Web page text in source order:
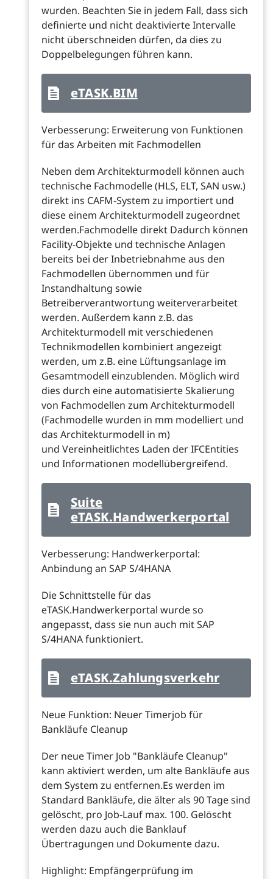
wurden. Beachten Sie in jedem Fall, dass sich
definierte und nicht deaktivierte Intervalle
nicht überschneiden dürfen, da dies zu
Doppelbelegungen führen kann.
eTASK.BIM
Verbesserung: Erweiterung von Funktionen
für das Arbeiten mit Fachmodellen
Neben dem Architekturmodell können auch
technische Fachmodelle (HLS, ELT, SAN usw.)
direkt ins CAFM-System zu importiert und
diese einem Architekturmodell zugeordnet
werden.Fachmodelle direkt Dadurch können
Facility-Objekte und technische Anlagen
bereits bei der Inbetriebnahme aus den
Fachmodellen übernommen und für
Instandhaltung sowie
Betreiberverantwortung weiterverarbeitet
werden. Außerdem kann z.B. das
Architekturmodell mit verschiedenen
Technikmodellen kombiniert angezeigt
werden, um z.B. eine Lüftungsanlage im
Gesamtmodell einzublenden. Möglich wird
dies durch eine automatisierte Skalierung
von Fachmodellen zum Architekturmodell
(Fachmodelle wurden in mm modelliert und
das Architekturmodell in m)
und Vereinheitlichtes Laden der IFCEntities
und Informationen modellübergreifend.
Suite
eTASK.Handwerkerportal
Verbesserung: Handwerkerportal:
Anbindung an SAP S/4HANA
Die Schnittstelle für das
eTASK.Handwerkerportal wurde so
angepasst, dass sie nun auch mit SAP
S/4HANA funktioniert.
eTASK.Zahlungsverkehr
Neue Funktion: Neuer Timerjob für
Bankläufe Cleanup
Der neue Timer Job "Bankläufe Cleanup"
kann aktiviert werden, um alte Bankläufe aus
dem System zu entfernen.Es werden im
Standard Bankläufe, die älter als 90 Tage sind
gelöscht, pro Job-Lauf max. 100. Gelöscht
werden dazu auch die Banklauf
Übertragungen und Dokumente dazu.
Highlight: Empfängerprüfung im